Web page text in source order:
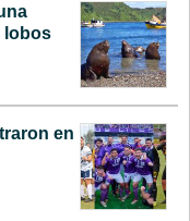
lobos
en